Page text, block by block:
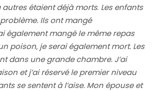
autres étaient déjà morts. Les enfants
Ils ont mangé
également mangé le même repas
un poison, je serai également mort. Les
dans une grande chambre. J’ai
et j’ai réservé le premier niveau
se sentent à l’aise. Mon épouse et